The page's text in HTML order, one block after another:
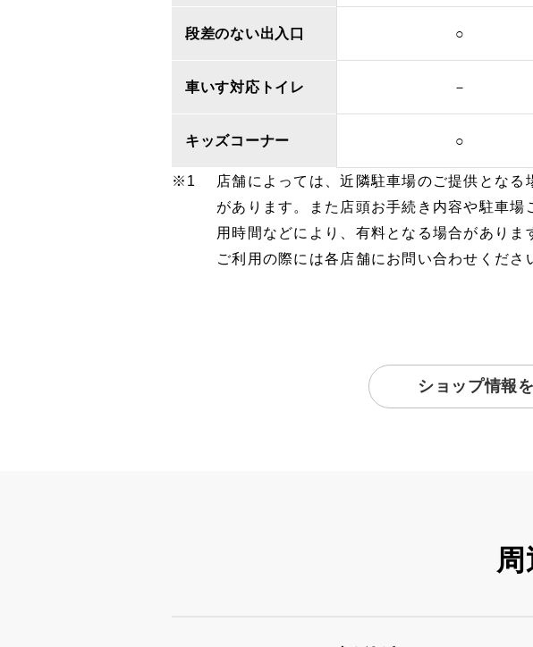
段差のない出入口 ○
車いす対応トイレ －
キッズコーナー ○
店舗によっては、近隣駐車場のご提供となる
があります。また店頭お手続き内容や駐車場
用時間などにより、有料となる場合がありま
ご利用の際には各店舗にお問い合わせくださ
ショップ情報